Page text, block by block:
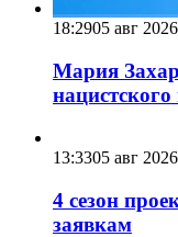
18:2905 авг 2026
Мария
13:3305 авг 2026
4 сезон
заявкам